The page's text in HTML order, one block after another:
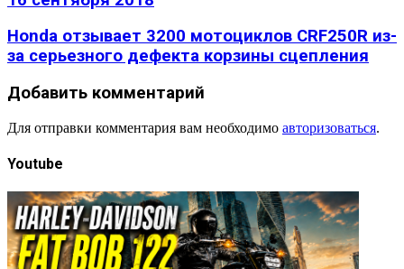
Honda отзывает 3200 мотоциклов CRF250R из-
за серьезного дефекта корзины сцепления
Добавить комментарий
Для отправки комментария вам необходимо авторизоваться.
Youtube